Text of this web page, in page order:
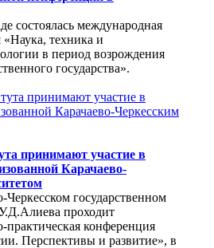
состоялась международная
техника и
в период возрождения
государства».
принимают участие в
Карачаево-
Черкесском государственном
проходит
практическая конференция
Перспективы и развитие», в